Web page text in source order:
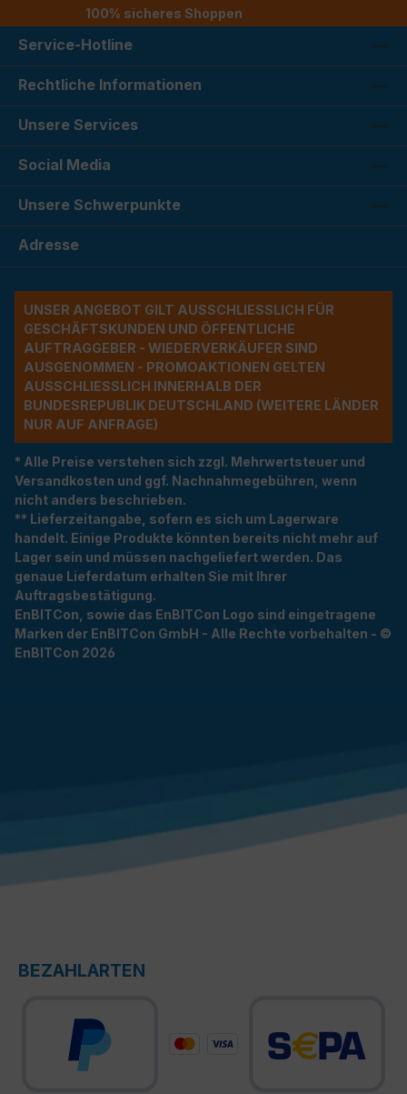
100% sicheres Shoppen
Service-Hotline
Rechtliche Informationen
Unsere Services
Social Media
Unsere Schwerpunkte
Adresse
UNSER ANGEBOT GILT AUSSCHLIESSLICH FÜR G
ESCHÄFTSKUNDEN UND ÖFFENTLICHE A
UFTRAGGEBER - WIEDERVERKÄUFER SIND A
USGENOMMEN - PROMOAKTIONEN GELTEN A
USSCHLIESSLICH INNERHALB DER BU
NDESREPUBLIK DEUTSCHLAND (WEITERE LÄNDER NU
R AUF ANFRAGE)
* Alle Preise verstehen sich zzgl. Mehrwertsteuer und
Versandkosten und ggf. Nachnahmegebühren, wenn
nicht anders beschrieben.
** Lieferzeitangabe, sofern es sich um Lagerware
handelt. Einige Produkte könnten bereits nicht mehr auf
Lager sein und müssen nachgeliefert werden. Das
genaue Lieferdatum erhalten Sie mit Ihrer
Auftragsbestätigung.
EnBITCon, sowie das EnBITCon Logo sind eingetragene
Marken der EnBITCon GmbH - Alle Rechte vorbehalten - ©
EnBITCon 2026
BEZAHLARTEN